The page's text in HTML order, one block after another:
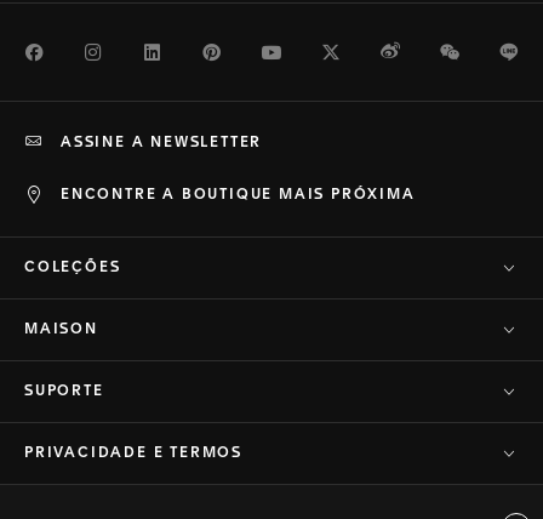
FacebookInstagramLinkedInPinterestYoutubeTwitterWeiboWeChat
ENCONTRE A BOUTIQUE MAIS PRÓXIMA
ASSINE A NEWSLETTER
COLEÇÕES
MAISON
SUPORTE
PRIVACIDADE E TERMOS